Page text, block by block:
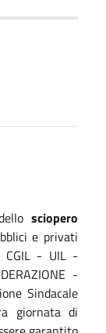
sciopero
e privati
CGIL - UIL -
-
Sindacale
giornata di